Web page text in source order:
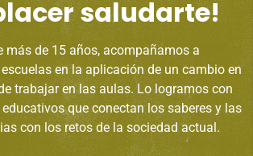
saludarte!
más de 15 años, acompañamos a
en la aplicación de un cambio en
trabajar en las aulas. Lo logramos con
que conectan los saberes y las
con los retos de la sociedad actual.